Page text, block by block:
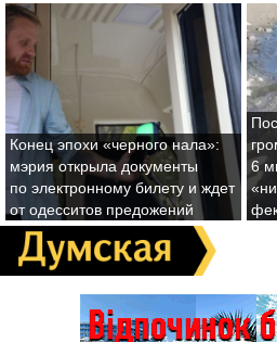
Конец эпохи «черного нала»:
мэрия открыла документы
по электронному билету и ждет
от одесситов предожений
6